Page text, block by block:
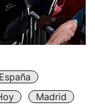
Madrid